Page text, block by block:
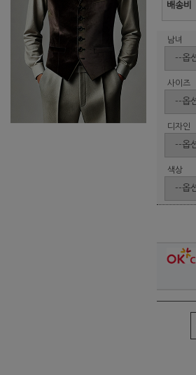
배송비
남녀
사이즈
디자인
색상